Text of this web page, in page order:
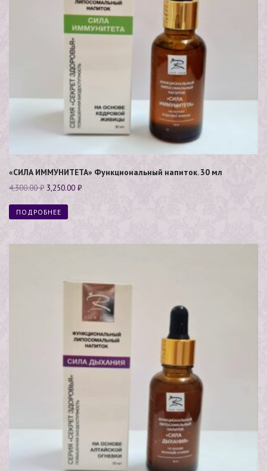
«СИЛА ИММУНИТЕТА» Функциональный напиток. 30 мл
4,300.00₽ 3,250.00 ₽
ПОДРОБНЕЕ